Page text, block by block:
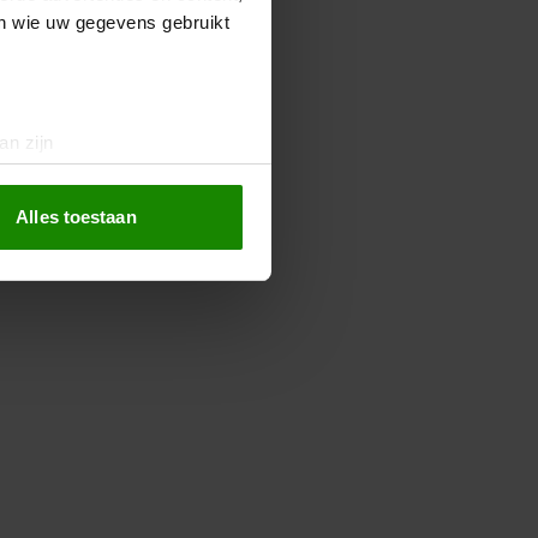
wie uw gegevens gebruikt
zijn
te bieden en om ons
partners voor social
die u aan ze heeft
Alles toestaan